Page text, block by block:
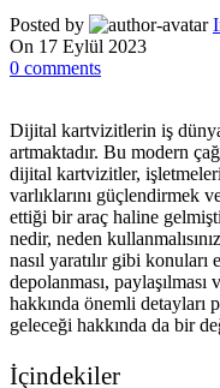
Posted by
On 17 Eylül 2023
0 comments
Dijital kartvizitlerin iş
artmaktadır. Bu modern
dijital kartvizitler,
varlıklarını güçlendirmek
ettiği bir araç haline
nedir, neden
nasıl yaratılır gibi
depolanması, paylaşılması
hakkında önemli detayları
geleceği hakkında da bir
İçindekiler